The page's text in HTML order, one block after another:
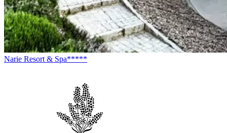
Narie Resort & Spa*****